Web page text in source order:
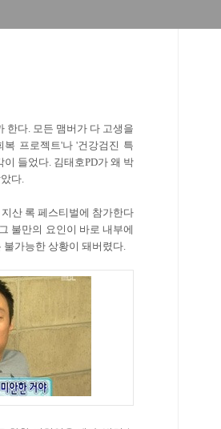
한다. 모든 맴버가 다 고생을
프로젝트'나 '건강검진 특
들었다. 김태호PD가 왜 박
다.
산 록 페스티벌에 참가한다
불만의 요인이 바로 내부에
가능한 상황이 돼버렸다.